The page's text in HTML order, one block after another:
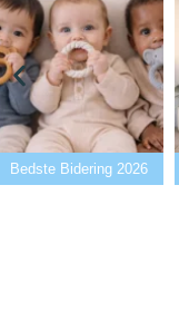
Bedste Bidering 2026